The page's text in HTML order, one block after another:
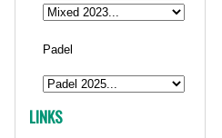
Padel
LINKS